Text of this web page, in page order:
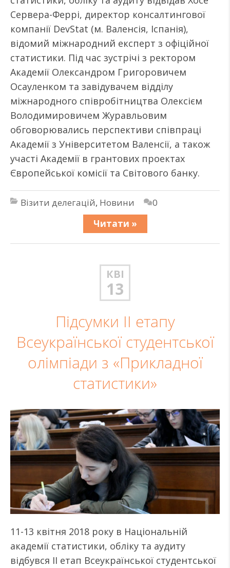
Сервера-Феррі, директор консалтингової
компанії DevStat (м. Валенсія, Іспанія),
відомий міжнародний експерт з офіційної
статистики. Під час зустрічі з ректором
Академії Олександром Григоровичем
Осауленком та завідувачем відділу
міжнародного співробітництва Олексієм
Володимировичем Журавльовим
обговорювались перспективи співпраці
Академії з Університетом Валенсії, а також
участі Академії в грантових проектах
Європейської комісії та Світового банку.
Візити делегацій, Новини
0
Читати »
КВІ
13
Підсумки ІІ етапу
Всеукраїнської студентської
олімпіади з «Прикладної
статистики»
11-13 квітня 2018 року в Національній
академії статистики, обліку та аудиту
відбувся ІІ етап Всеукраїнської студентської